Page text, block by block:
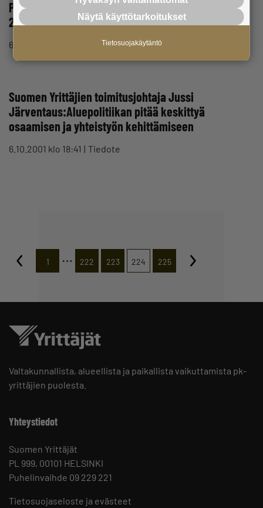
Pirkanmaan Maakunnallinen Vuoden Yrittäjä
2001:Avant Tecno Oy, Ylöjärvi
6.10.2001 klo 18:48 Tiedote
Suomen Yrittäjien toimitusjohtaja Jussi
Järventaus:Aluepolitiikan pitää keskittyä
osaamisen ja yhteistyön kehittämiseen
6.10.2001 klo 18:41 Tiedote
1 … 222 223 224 225
Valtakunnallista, alueellista ja paikallista vaikuttamista pk-
yrittäjien puolesta.
Yhteystiedot
Suomen Yrittäjät
PL 999, 00101 HELSINKI
Puhelinvaihde 09 229 221
Tietosuojaseloste ja evästeet
Näytä käyttötarkoitukset
Tietosuojakäytäntö